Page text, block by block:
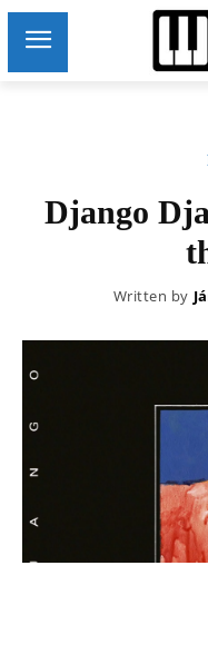
Django
Written by